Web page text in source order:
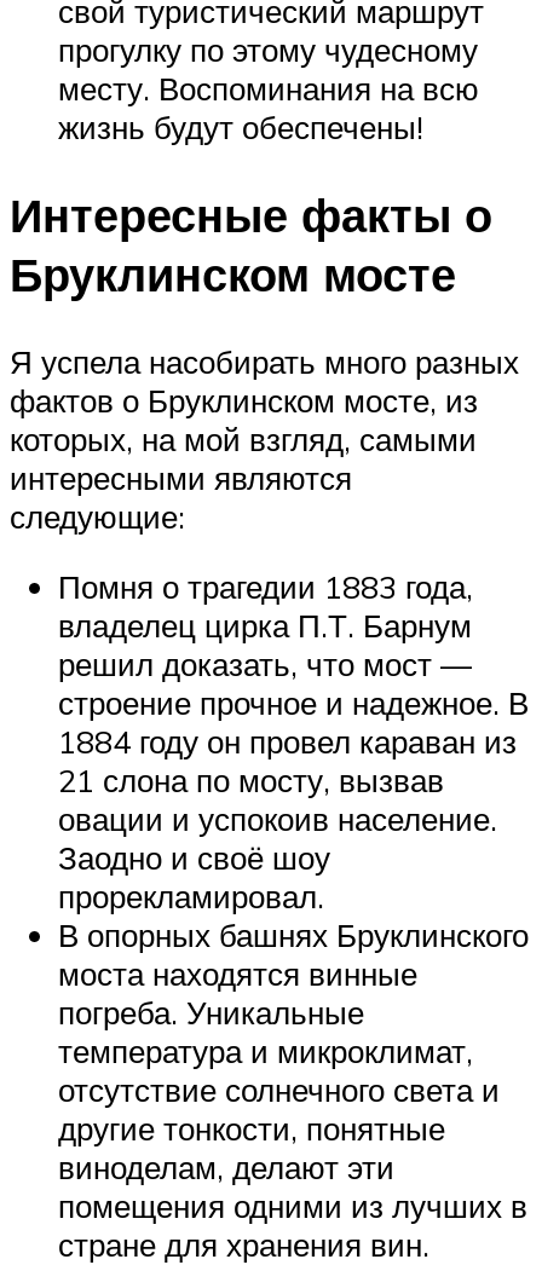
свой туристический маршрут
прогулку по этому чудесному
месту. Воспоминания на всю
жизнь будут обеспечены!
Интересные факты о
Бруклинском мосте
Я успела насобирать много разных
фактов о Бруклинском мосте, из
которых, на мой взгляд, самыми
интересными являются
следующие:
Помня о трагедии 1883 года,
владелец цирка П.Т. Барнум
решил доказать, что мост —
строение прочное и надежное. В
1884 году он провел караван из
21 слона по мосту, вызвав
овации и успокоив население.
Заодно и своё шоу
прорекламировал.
В опорных башнях Бруклинского
моста находятся винные
погреба. Уникальные
температура и микроклимат,
отсутствие солнечного света и
другие тонкости, понятные
виноделам, делают эти
помещения одними из лучших в
стране для хранения вин.